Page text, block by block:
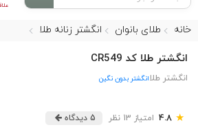
خانه طلای بانوان انگشتر زنانه طلا
انگشتر طلا کد CR549
انگشتر طلاانگشتر بدون نگین
★
4.8 امتیاز 13 نظر 5 دیدگاه